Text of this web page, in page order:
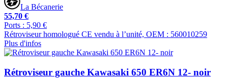
La Bécanerie
55,70 €
Ports : 5,90 €
Rétroviseur homologué CE vendu à l’unité, OEM : 560010259
Plus d'infos
Rétroviseur gauche Kawasaki 650 ER6N 12- noir